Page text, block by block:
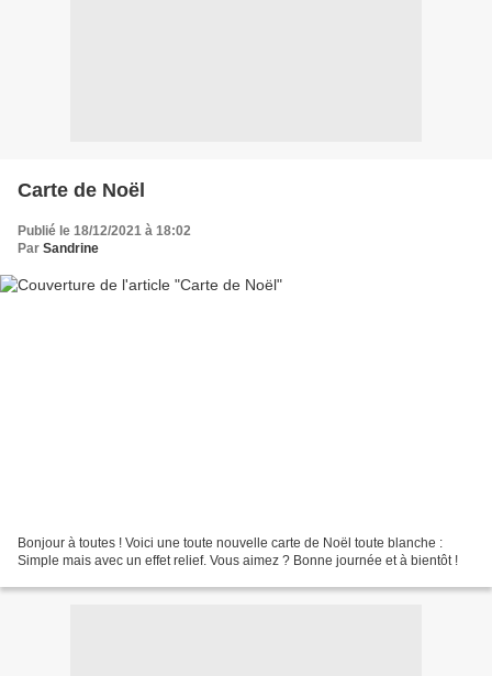
Carte de Noël
Publié le 18/12/2021 à 18:02
Par Sandrine
Bonjour à toutes ! Voici une toute nouvelle carte de Noël toute blanche :
Simple mais avec un effet relief. Vous aimez ? Bonne journée et à bientôt !